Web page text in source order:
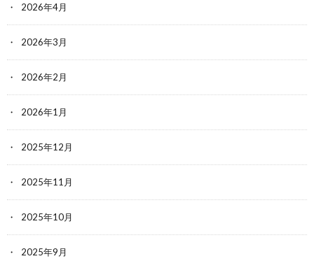
2026年4月
2026年3月
2026年2月
2026年1月
2025年12月
2025年11月
2025年10月
2025年9月